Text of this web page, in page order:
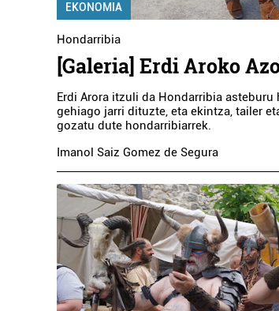
EKONOMIA
Hondarribia
[Galeria] Erdi Aroko
Erdi Arora itzuli da Hondarribia
gehiago jarri dituzte, eta ekintza, tailer
gozatu dute hondarribiarrek.
Imanol Saiz Gomez de Segura